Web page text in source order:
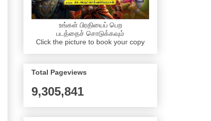
உங்கள் பிரதியைப் பெற
படத்தைச் சொடுக்கவும்
Click the picture to book your copy
Total Pageviews
9,305,841